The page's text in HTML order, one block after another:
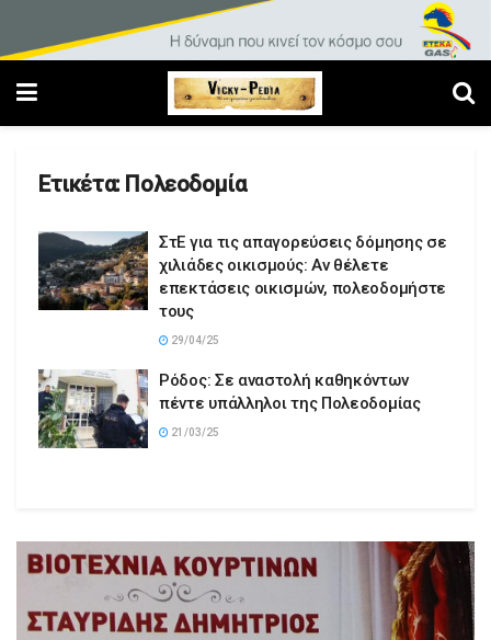
Ετικέτα: Πολεοδομία
ΣτΕ για τις απαγορεύσεις δόμησης σε
χιλιάδες οικισμούς: Αν θέλετε
επεκτάσεις οικισμών, πολεοδομήστε
τους
29/04/25
Ρόδος: Σε αναστολή καθηκόντων
πέντε υπάλληλοι της Πολεοδομίας
21/03/25